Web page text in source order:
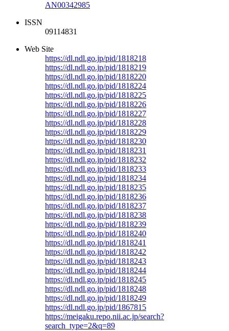
AN00342985
ISSN
09114831
Web Site
https://dl.ndl.go.jp/pid/1818218
https://dl.ndl.go.jp/pid/1818219
https://dl.ndl.go.jp/pid/1818220
https://dl.ndl.go.jp/pid/1818224
https://dl.ndl.go.jp/pid/1818225
https://dl.ndl.go.jp/pid/1818226
https://dl.ndl.go.jp/pid/1818227
https://dl.ndl.go.jp/pid/1818228
https://dl.ndl.go.jp/pid/1818229
https://dl.ndl.go.jp/pid/1818230
https://dl.ndl.go.jp/pid/1818231
https://dl.ndl.go.jp/pid/1818232
https://dl.ndl.go.jp/pid/1818233
https://dl.ndl.go.jp/pid/1818234
https://dl.ndl.go.jp/pid/1818235
https://dl.ndl.go.jp/pid/1818236
https://dl.ndl.go.jp/pid/1818237
https://dl.ndl.go.jp/pid/1818238
https://dl.ndl.go.jp/pid/1818239
https://dl.ndl.go.jp/pid/1818240
https://dl.ndl.go.jp/pid/1818241
https://dl.ndl.go.jp/pid/1818242
https://dl.ndl.go.jp/pid/1818243
https://dl.ndl.go.jp/pid/1818244
https://dl.ndl.go.jp/pid/1818245
https://dl.ndl.go.jp/pid/1818248
https://dl.ndl.go.jp/pid/1818249
https://dl.ndl.go.jp/pid/1867815
https://meigaku.repo.nii.ac.jp/search?
search_type=2&q=89